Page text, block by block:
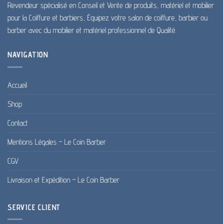
produit
Revendeur spécialisé en Conseil et Vente de produits, matériel et mobilier
pour la Coiffure et barbiers, Équipez votre salon de coiffure, barbier ou
barber avec du mobilier et matériel professionnel de Qualité.
NAVIGATION
Accueil
Shop
Contact
Mentions Légales – Le Coin Barber
CGV
Livraison et Expédition – Le Coin Barber
SERVICE CLIENT